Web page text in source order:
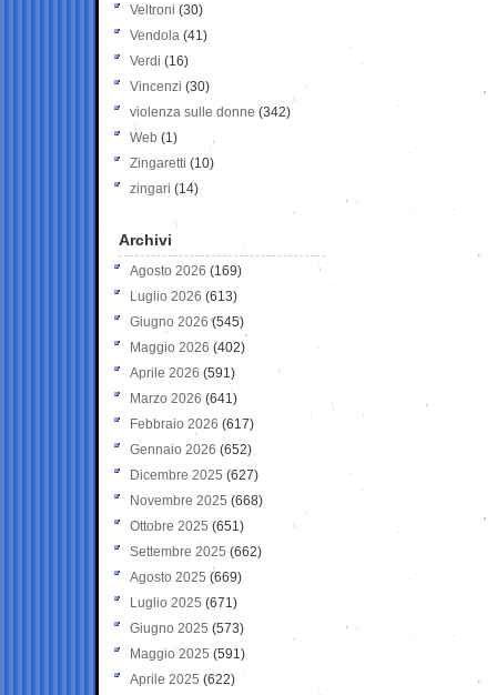
Veltroni (30)
Vendola (41)
Verdi (16)
Vincenzi (30)
violenza sulle donne (342)
Web (1)
Zingaretti (10)
zingari (14)
Archivi
Agosto 2026 (169)
Luglio 2026 (613)
Giugno 2026 (545)
Maggio 2026 (402)
Aprile 2026 (591)
Marzo 2026 (641)
Febbraio 2026 (617)
Gennaio 2026 (652)
Dicembre 2025 (627)
Novembre 2025 (668)
Ottobre 2025 (651)
Settembre 2025 (662)
Agosto 2025 (669)
Luglio 2025 (671)
Giugno 2025 (573)
Maggio 2025 (591)
Aprile 2025 (622)